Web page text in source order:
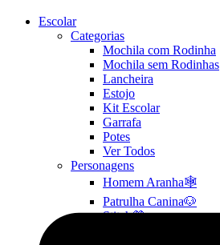
Escolar
Categorias
Mochila com Rodinha
Mochila sem Rodinhas
Lancheira
Estojo
Kit Escolar
Garrafa
Potes
Ver Todos
Personagens
Homem Aranha🕸️
Patrulha Canina🐶
Stitch💜